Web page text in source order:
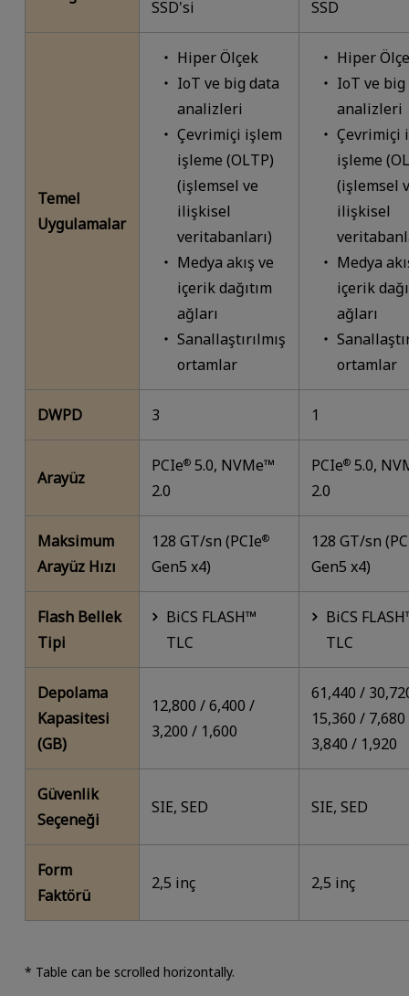
SSD'si
SSD
Temel
Uygulamalar
Hiper Ölçek
IoT ve big data
analizleri
Çevrimiçi işlem
işleme (OLTP)
(işlemsel ve
ilişkisel
veritabanları)
Medya akış ve
içerik dağıtım
ağları
Sanallaştırılmış
ortamlar
Hiper
IoT ve big
analizleri
Çevrimiçi
işleme
(işlemsel
ilişkisel
Medya
içerik
ağları
ortamlar
DWPD 3 1
Arayüz
PCIe® 5.0, NVMe™
2.0
PCIe® 5.0,
2.0
Maksimum
Arayüz Hızı
128 GT/sn (PCIe®
Gen5 x4)
128 GT/sn
Gen5 x4)
Flash Bellek
Tipi
BiCS FLASH™
TLC
BiCS
TLC
Depolama
Kapasitesi
(GB)
12,800 / 6,400 /
3,200 / 1,600
61,440 /
15,360 /
3,840 / 1,920
Güvenlik
Seçeneği
SIE, SED SIE, SED
Form
Faktörü
2,5 inç 2,5 inç
* Table can be scrolled horizontally.